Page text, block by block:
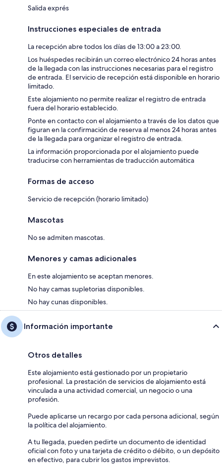
Salida exprés
Instrucciones especiales de entrada
La recepción abre todos los días de 13:00 a 23:00.
Los huéspedes recibirán un correo electrónico 24 horas antes
de la llegada con las instrucciones necesarias para el registro
de entrada. El servicio de recepción está disponible en horario
limitado.
Este alojamiento no permite realizar el registro de entrada
fuera del horario establecido.
Ponte en contacto con el alojamiento a través de los datos que
figuran en la confirmación de reserva al menos 24 horas antes
de la llegada para organizar el registro de entrada.
La información proporcionada por el alojamiento puede
traducirse con herramientas de traducción automática
Formas de acceso
Servicio de recepción (horario limitado)
Mascotas
No se admiten mascotas.
Menores y camas adicionales
En este alojamiento se aceptan menores.
No hay camas supletorias disponibles.
No hay cunas disponibles.
Información importante
Otros detalles
Este alojamiento está gestionado por un propietario
profesional. La prestación de servicios de alojamiento está
vinculada a una actividad comercial, un negocio o una
profesión.
Puede aplicarse un recargo por cada persona adicional, según
la política del alojamiento.
A tu llegada, pueden pedirte un documento de identidad
oficial con foto y una tarjeta de crédito o débito, o un depósito
en efectivo, para cubrir los gastos imprevistos.